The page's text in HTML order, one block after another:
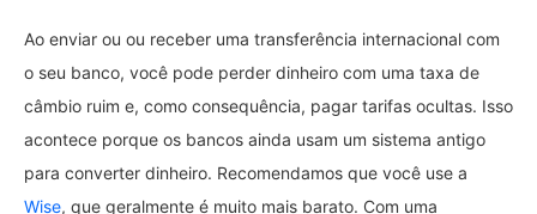
Ao enviar ou ou receber uma transferência internacional com
o seu banco, você pode perder dinheiro com uma taxa de
câmbio ruim e, como consequência, pagar tarifas ocultas. Isso
acontece porque os bancos ainda usam um sistema antigo
para converter dinheiro. Recomendamos que você use a
Wise, que geralmente é muito mais barato. Com uma